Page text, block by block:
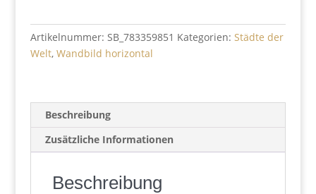
Menge
Artikelnummer: SB_783359851 Kategorien: Städte der
Welt, Wandbild horizontal
Beschreibung
Zusätzliche Informationen
Beschreibung